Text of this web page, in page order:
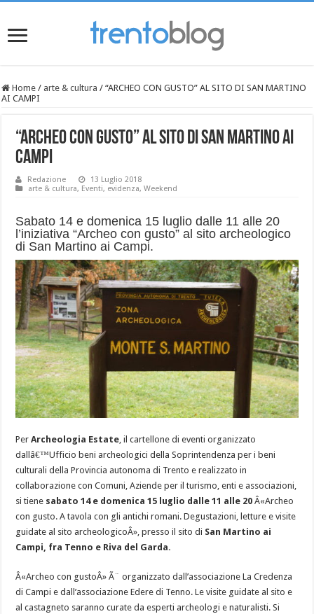
Home / arte & cultura / “ARCHEO CON GUSTO” AL SITO DI SAN MARTINO
AI CAMPI
“ARCHEO CON GUSTO” AL SITO DI SAN MARTINO AI
CAMPI
Redazione
13 Luglio 2018
arte & cultura, Eventi, evidenza,Weekend
Sabato 14 e domenica 15 luglio dalle 11 alle 20
l’iniziativa “Archeo con gusto” al sito archeologico
di San Martino ai Campi.
PerArcheologia Estate, il cartellone di eventi organizzato
dallâ€™Ufficio beni archeologici della Soprintendenza per i beni
culturali della Provincia autonoma di Trento e realizzato in
collaborazione con Comuni, Aziende per il turismo, enti e associazioni,
si tiene sabato 14 e domenica 15 luglio dalle 11 alle 20 Â«Archeo
con gusto. A tavola con gli antichi romani. Degustazioni, letture e visite
guidate al sito archeologicoÂ», presso il sito di San Martino ai
Campi, fra Tenno e Riva del Garda.
Â«Archeo con gustoÂ» Ã¨ organizzato dall’associazione La Credenza
di Campi e dall’associazione Edere di Tenno. Le visite guidate al sito e
al castagneto saranno curate da esperti archeologi e naturalisti. Si